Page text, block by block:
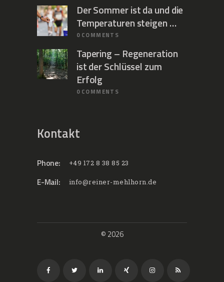
Der Sommer ist da und die
Temperaturen steigen …
0 COMMENTS
Tapering – Regeneration
ist der Schlüssel zum
Erfolg
0 COMMENTS
Kontakt
Phone: +49 172 8 38 85 23
E-Mail: info@reiner-mehlhorn.de
© 2026